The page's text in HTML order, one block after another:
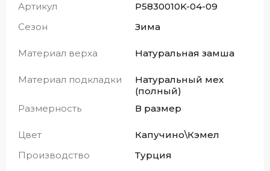
Артикул
P5830010K-04-09
Сезон
Зима
Материал верха Натуральная замша
Материал подкладки
Натуральный мех
(полный)
Размерность
В размер
Цвет
Капучино\Кэмел
Производство
Турция